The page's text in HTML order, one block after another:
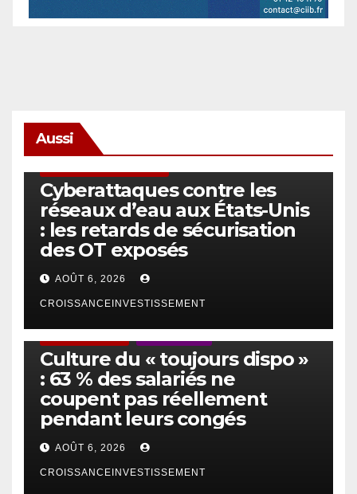
Aussi
Cyberattaques contre les
réseaux d’eau aux États-Unis
: les retards de sécurisation
des OT exposés
AOÛT 6, 2026
CROISSANCEINVESTISSEMENT
Culture du « toujours dispo »
: 63 % des salariés ne
coupent pas réellement
pendant leurs congés
AOÛT 6, 2026
CROISSANCEINVESTISSEMENT